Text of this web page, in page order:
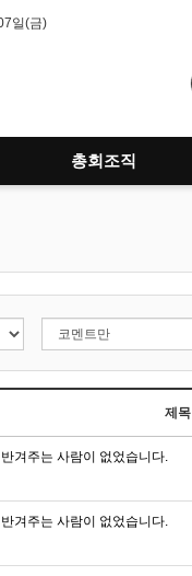
일(금)
총회조직
제목
겨주는 사람이 없었습니다.
겨주는 사람이 없었습니다.